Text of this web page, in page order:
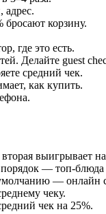
адрес.
корзину.
где это есть.
Делайте guest
средний чек.
как купить.
выигрывает
— топ-блюда
— онлайн
чеку.
чек на 25%.